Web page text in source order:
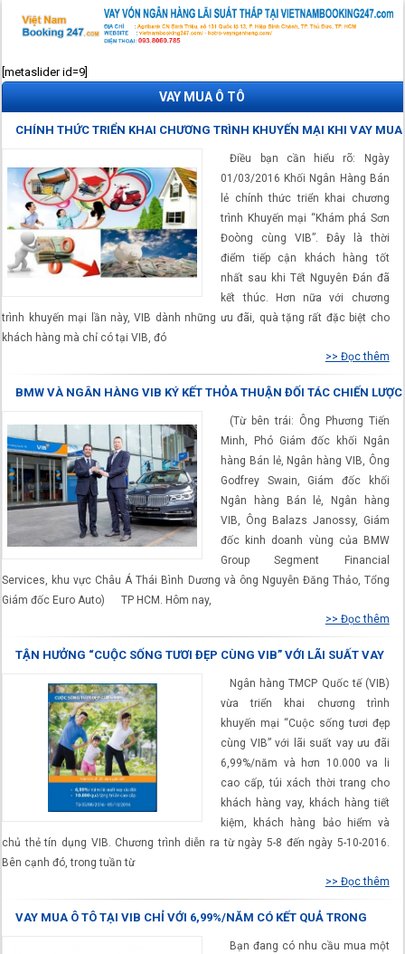
[metaslider id=9]
VAY MUA Ô TÔ
CHÍNH THỨC TRIỂN KHAI CHƯƠNG TRÌNH KHUYẾN MẠI KHI VAY MUA
Điều bạn cần hiểu rõ: Ngày
01/03/2016 Khối Ngân Hàng Bán
lẻ chính thức triển khai chương
trình Khuyến mại “Khám phá Sơn
Đoòng cùng VIB”. Đây là thời
điểm tiếp cận khách hàng tốt
nhất sau khi Tết Nguyên Đán đã
kết thúc. Hơn nữa với chương
trình khuyến mại lần này, VIB dành những ưu đãi, quà tặng rất đặc biệt cho
khách hàng mà chỉ có tại VIB, đó
>> Đọc thêm
BMW VÀ NGÂN HÀNG VIB KÝ KẾT THỎA THUẬN ĐỐI TÁC CHIẾN LƯỢC
(Từ bên trái: Ông Phương Tiến
Minh, Phó Giám đốc khối Ngân
hàng Bán lẻ, Ngân hàng VIB, Ông
Godfrey Swain, Giám đốc khối
Ngân hàng Bán lẻ, Ngân hàng
VIB, Ông Balazs Janossy, Giám
đốc kinh doanh vùng của BMW
Group Segment Financial
Services, khu vực Châu Á Thái Bình Dương và ông Nguyễn Đăng Thảo, Tổng
Giám đốc Euro Auto) TP HCM. Hôm nay,
>> Đọc thêm
TẬN HƯỞNG “CUỘC SỐNG TƯƠI ĐẸP CÙNG VIB” VỚI LÃI SUẤT VAY
Ngân hàng TMCP Quốc tế (VIB)
vừa triển khai chương trình
khuyến mại “Cuộc sống tươi đẹp
cùng VIB” với lãi suất vay ưu đãi
6,99%/năm và hơn 10.000 va li
cao cấp, túi xách thời trang cho
khách hàng vay, khách hàng tiết
kiệm, khách hàng bảo hiểm và
chủ thẻ tín dụng VIB. Chương trình diễn ra từ ngày 5-8 đến ngày 5-10-2016.
Bên cạnh đó, trong tuần từ
>> Đọc thêm
VAY MUA Ô TÔ TẠI VIB CHỈ VỚI 6,99%/NĂM CÓ KẾT QUẢ TRONG
Bạn đang có nhu cầu mua một